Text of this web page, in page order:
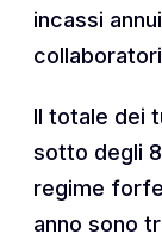
incassi
collaboratori
Il totale dei
sotto degli
regime
anno sono